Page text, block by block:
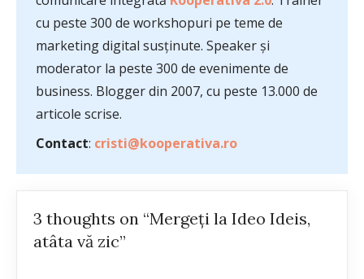
cu peste 300 de workshopuri pe teme de
marketing digital susținute. Speaker și
moderator la peste 300 de evenimente de
business. Blogger din 2007, cu peste 13.000 de
articole scrise.
Contact: cristi@kooperativa.ro
3 thoughts on “Mergeți la Ideo Ideis,
atâta vă zic”